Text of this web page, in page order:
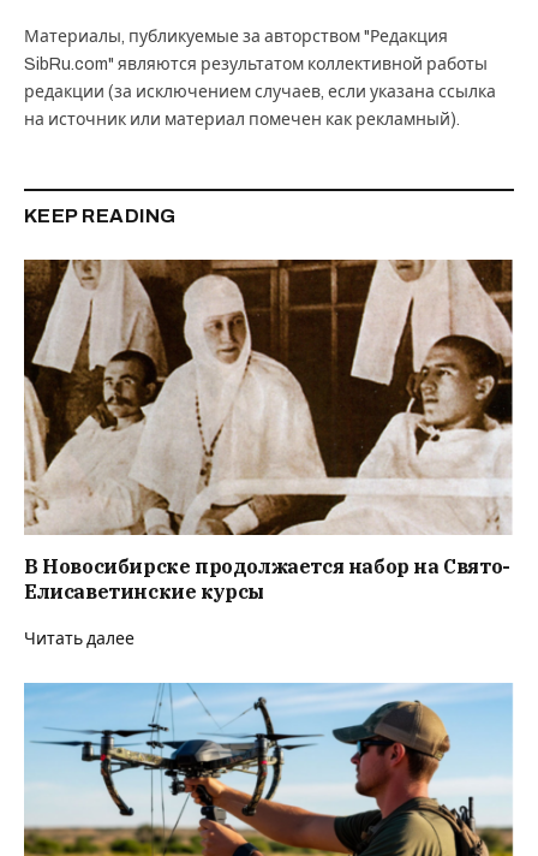
Материалы, публикуемые за авторством "Редакция
SibRu.com" являются результатом коллективной работы
редакции (за исключением случаев, если указана ссылка
на источник или материал помечен как рекламный).
KEEP READING
В Новосибирске продолжается набор на Свято-
Елисаветинские курсы
Читать далее